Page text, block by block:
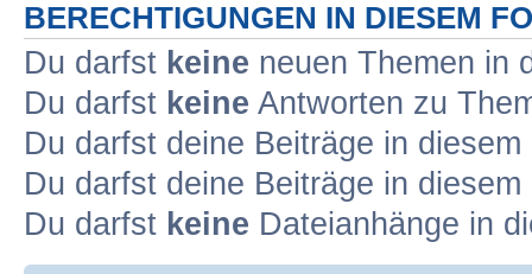
BERECHTIGUNGEN IN DIESEM
Du darfst keine neuen Themen in
Du darfst keine Antworten zu
Du darfst deine Beiträge in
Du darfst deine Beiträge in
Du darfst keine Dateianhänge in